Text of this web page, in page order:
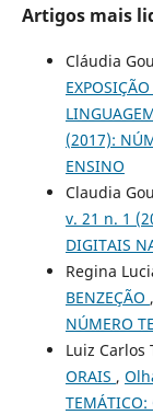
Artigos mais
Cláudia
(2017):
ENSINO
Claudia
v. 21 n. 1
DIGITAIS
Regina
BENZEÇÃO ,
NÚMERO
Luiz Carlos
ORAIS ,
TEMÁTICO: